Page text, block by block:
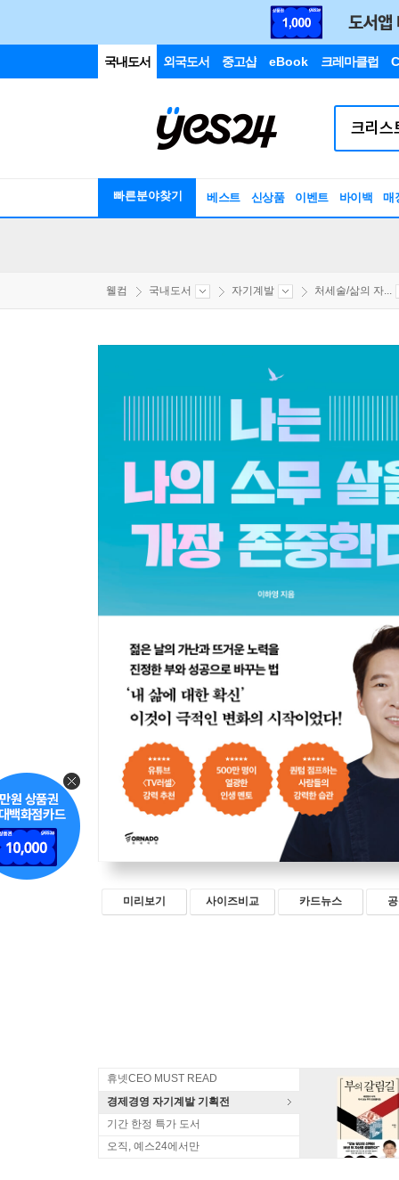
국내도서 외국도서 중고샵 eBook 크레마클럽
빠른분야찾기 베스트 신상품 이벤트 바이백 매
웰컴 국내도서 자기계발 처세술/삶의 자...
미리보기 사이즈비교 카드뉴스
휴넷CEO MUST READ
경제경영 자기계발 기획전
기간 한정 특가 도서
오직, 예스24에서만